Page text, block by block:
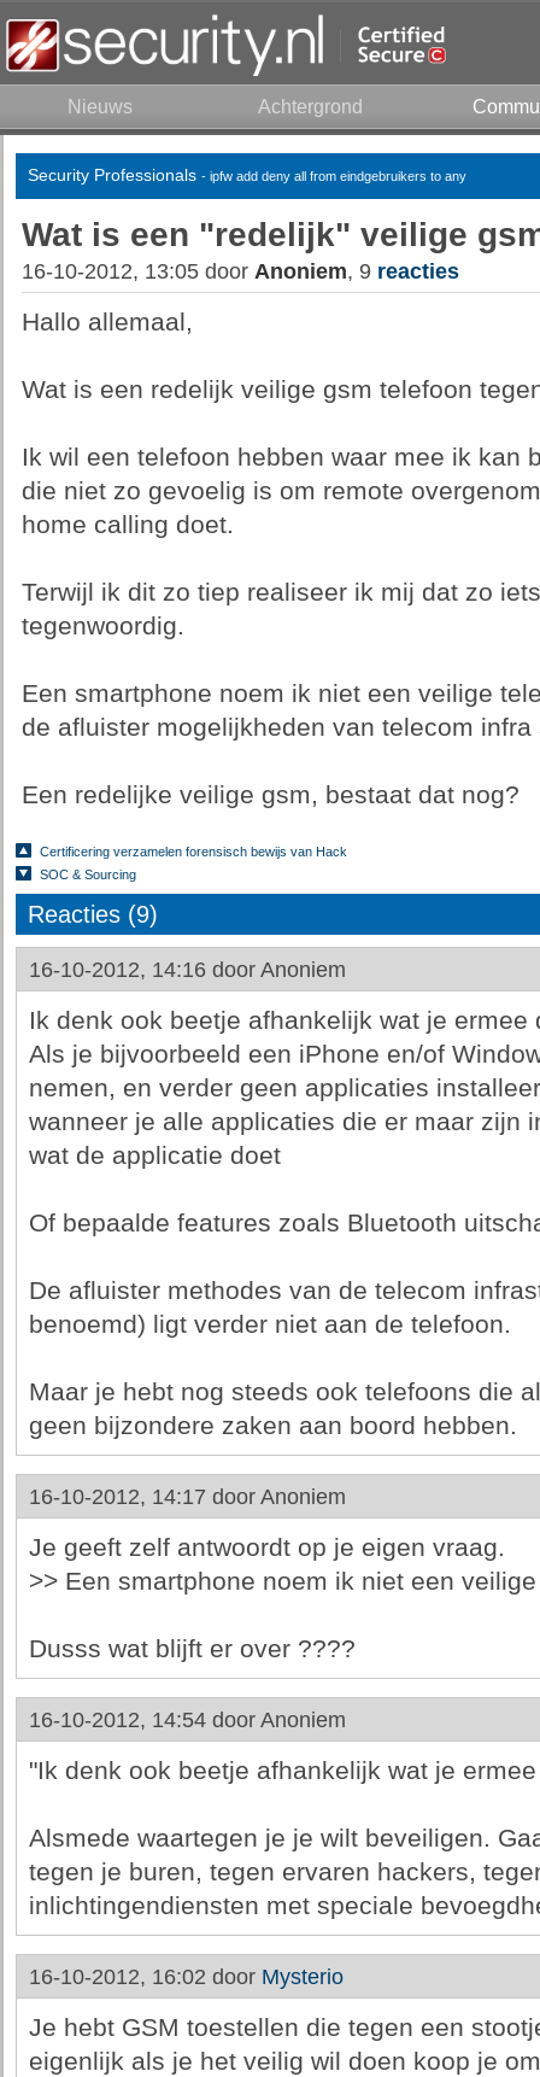
Nieuws Achtergrond
Security Professionals - ipfw add deny all from eindgebruikers to any
Wat is een "redelijk" veilige
16-10-2012, 13:05 door Anoniem, 9 reacties
Hallo allemaal,
Wat is een redelijk veilige gsm telefoon
Ik wil een telefoon hebben waar mee ik kan
die niet zo gevoelig is om remote
home calling doet.
Terwijl ik dit zo tiep realiseer ik mij dat zo
tegenwoordig.
Een smartphone noem ik niet een veilige
de afluister mogelijkheden van telecom
Een redelijke veilige gsm, bestaat dat nog?
Certificering verzamelen forensisch bewijs van Hack
SOC & Sourcing
Reacties (9)
16-10-2012, 14:16 door Anoniem
Ik denk ook beetje afhankelijk wat je ermee
Als je bijvoorbeeld een iPhone en/of
nemen, en verder geen applicaties
wanneer je alle applicaties die er maar zijn
wat de applicatie doet
Of bepaalde features zoals Bluetooth
De afluister methodes van de telecom
benoemd) ligt verder niet aan de telefoon.
Maar je hebt nog steeds ook telefoons die
geen bijzondere zaken aan boord hebben.
16-10-2012, 14:17 door Anoniem
Je geeft zelf antwoordt op je eigen vraag.
>> Een smartphone noem ik niet een
Dusss wat blijft er over ????
16-10-2012, 14:54 door Anoniem
"Ik denk ook beetje afhankelijk wat je
Alsmede waartegen je je wilt beveiligen.
tegen je buren, tegen ervaren hackers,
inlichtingendiensten met speciale
16-10-2012, 16:02 door Mysterio
Je hebt GSM toestellen die tegen een
eigenlijk als je het veilig wil doen koop je